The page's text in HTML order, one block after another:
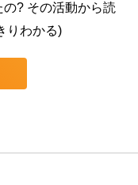
? その活動から読
りわかる)